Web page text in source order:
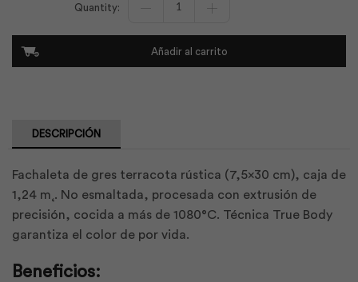
7.5x30Añadir al carrito
DESCRIPCIÓN
Fachaleta de gres terracota rústica (7,5×30 cm), caja de
1,24 m˛. No esmaltada, procesada con extrusión de
precisión, cocida a más de 1080°C. Técnica True Body
garantiza el color de por vida.
Beneficios: